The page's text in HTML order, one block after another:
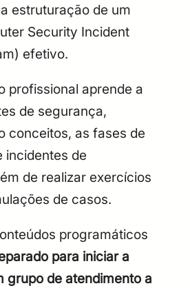
estruturação de um
Security Incident
efetivo.
profissional aprende a
de segurança,
conceitos, as fases de
incidentes de
de realizar exercícios
de casos.
programáticos
para iniciar a
grupo de atendimento a